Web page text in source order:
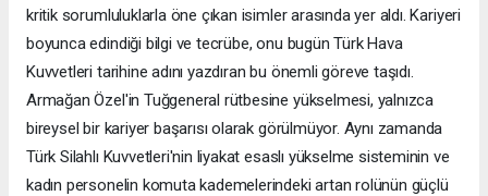
kritik sorumluluklarla öne çıkan isimler arasında yer aldı. Kariyeri
boyunca edindiği bilgi ve tecrübe, onu bugün Türk Hava
Kuvvetleri tarihine adını yazdıran bu önemli göreve taşıdı.
Armağan Özel'in Tuğgeneral rütbesine yükselmesi, yalnızca
bireysel bir kariyer başarısı olarak görülmüyor. Aynı zamanda
Türk Silahlı Kuvvetleri'nin liyakat esaslı yükselme sisteminin ve
kadın personelin komuta kademelerindeki artan rolünün güçlü